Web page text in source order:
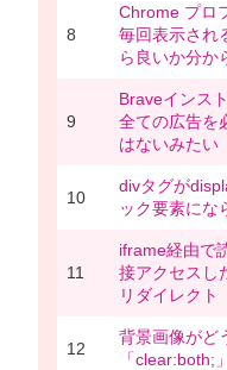
8
Chrome プロ
毎回表示され
ら良いか分か
9
Braveインス
全ての広告を
はないみたい
10
divタグが
ック要素にな
11
iframe経由で
接アクセスし
リダイレクト
12
背景画像がど
「clear:both;